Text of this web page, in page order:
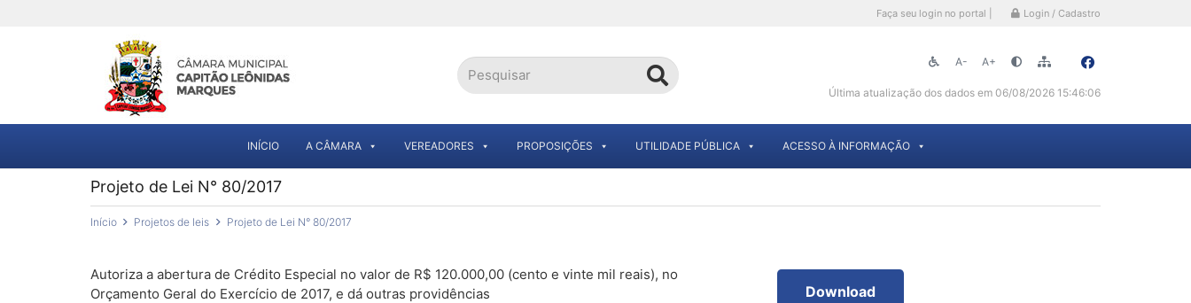
Faça seu login no portal | Login / Cadastro
A- A+
Última atualização dos dados em 06/08/2026 15:46:06
INÍCIO A CÂMARA VEREADORES PROPOSIÇÕES UTILIDADE PÚBLICA ACESSO À INFORMAÇÃO
Projeto de Lei N° 80/2017
Início Projetos de leis Projeto de Lei N° 80/2017
Autoriza a abertura de Crédito Especial no valor de R$ 120.000,00 (cento e vinte mil reais), no
Orçamento Geral do Exercício de 2017, e dá outras providências
Download